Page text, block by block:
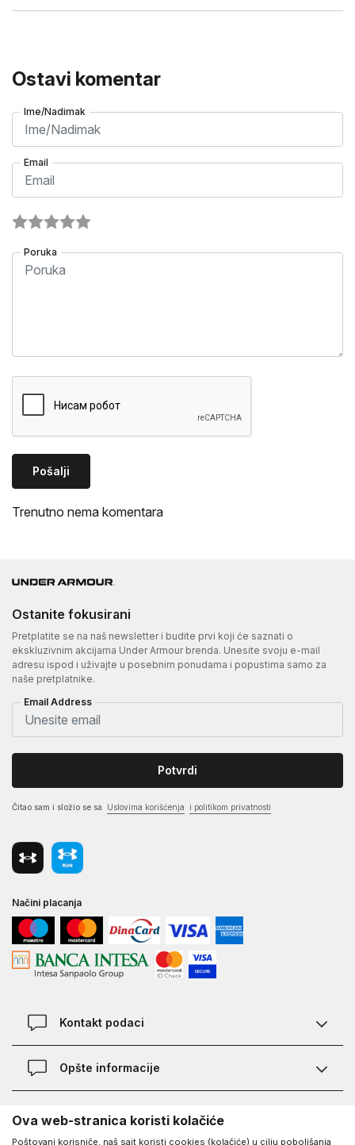
Ostavi komentar
Ime/Nadimak
Email
Poruka
Pošalji
Trenutno nema komentara
Ostanite fokusirani
Pretplatite se na naš newsletter i budite prvi koji će saznati o
ekskluzivnim akcijama Under Armour brenda. Unesite svoju e-mail
adresu ispod i uživajte u posebnim ponudama i popustima samo za
naše pretplatnike.
Email Address
Potvrdi
Čitao sam i složio se sa Uslovima korišćenja i politikom privatnosti
Načini placanja
Kontakt podaci
Chat
Opšte informacije
Najčešća pitanja
O Under Armour-u
Ova web-stranica koristi kolačiće
Poštovani korisniče, naš sajt koristi cookies (kolačiće) u cilju poboljšanja